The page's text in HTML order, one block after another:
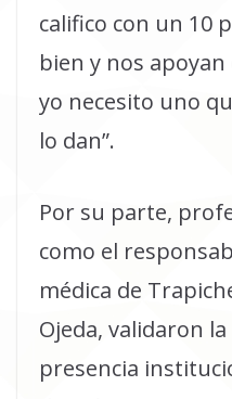
califico con un 10
bien y nos
yo necesito uno
lo dan”.
Por su parte,
como el
médica de
Ojeda, validaron
presencia